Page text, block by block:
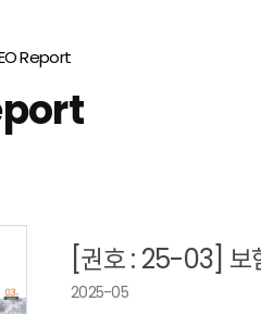
Report
[권호 : 25-03] 보
2025-05